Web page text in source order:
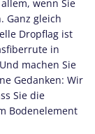
wenn Sie
Ganz gleich
Dropflag ist
in
machen Sie
Gedanken: Wir
Sie die
Bodenelement